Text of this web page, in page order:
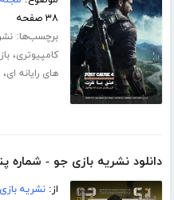
۳۸ صفحه
برچسب‌ها:
کامپیوتری،
های رایانه ای،
دانلود نشریه بازی جو - شماره
از:نشریه